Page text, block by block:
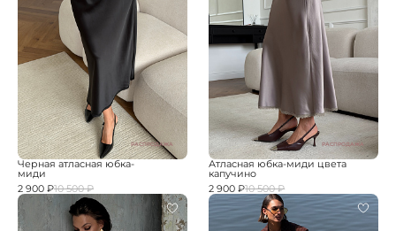
РАСПРОДАЖА
Черная атласная юбка-
миди
2 900 ₽10 500 ₽
РАСПРОДАЖА
Атласная юбка-миди цвета
капучино
2 900 ₽10 500 ₽